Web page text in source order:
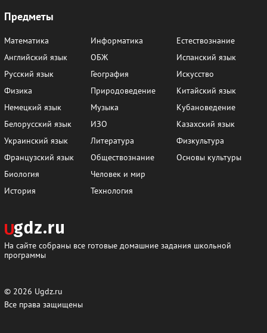
Предметы
Математика
Английский язык
Русский язык
Физика
Немецкий язык
Белорусский язык
Украинский язык
Французский язык
Биология
История
Информатика
ОБЖ
География
Природоведение
Музыка
ИЗО
Литература
Обществознание
Человек и мир
Технология
Естествознание
Испанский язык
Искусство
Китайский язык
Кубановедение
Казахский язык
Физкультура
Основы культуры
На сайте собраны все готовые домашние задания школьной
программы
© 2026 Ugdz.ru
Все права защищены